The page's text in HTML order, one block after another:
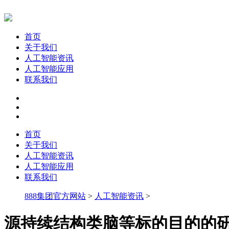
首页
关于我们
人工智能资讯
人工智能应用
联系我们
首页
关于我们
人工智能资讯
人工智能应用
联系我们
888集团官方网站 > 人工智能资讯 >
源持续结构类脑等标的目的的